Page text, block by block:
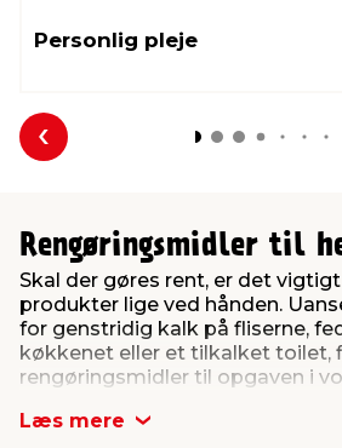
Personlig pleje
Forrige
Rengøringsmidler til
Skal der gøres rent, er det
produkter lige ved hånden.
for genstridig kalk på fliserne,
køkkenet eller et tilkalket toilet,
rengøringsmidler til opgaven i
Her på siden har vi samlet et
Læs mere